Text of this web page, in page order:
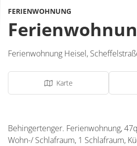
FERIENWOHNUNG
Ferienwohnung Heisel,
Karte
Behingertenger. Ferienwohnung,
Wohn-/ Schlafraum, 1 Schlafraum,